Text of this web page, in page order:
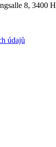
8, 3400
údajů